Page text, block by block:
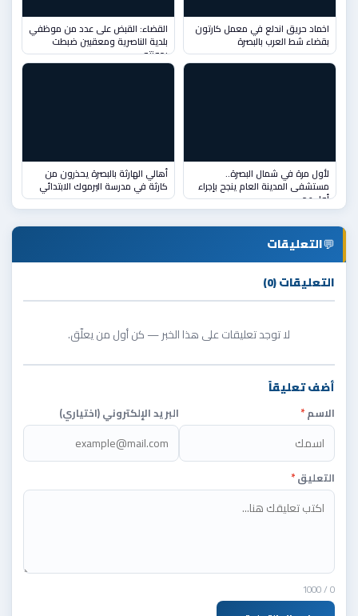
اخماد حريق اندلع في معمل كارتون
بقضاء شط العرب بالبصرة
القضاء: القبض على عدد من موظفي
بلدية الناصرية ومعقبين ضبطت
بحوزته
لأول مرة في شمال البصرة..
مستشفى المدينة العام ينجح بإجراء
أول عم
أهالي الهارثة بالبصرة يحذرون من
كارثة في مدرسة اليرموك الابتدائي
💬التعليقات
التعليقات (0)
لا توجد تعليقات على هذا الخبر — كن أول من يعلّق.
أضف تعليقاً
الاسم* البريد الإلكتروني (اختياري)
التعليق*
0
/ 1000